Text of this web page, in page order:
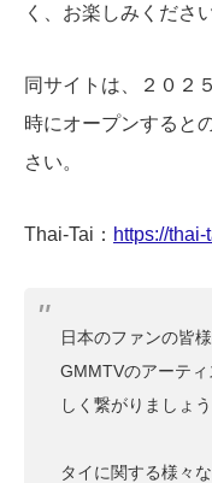
く、お楽しみくださ
同サイトは、２０２
時にオープンすると
さい。
Thai-Tai： https://thai-
日本のファンの皆
GMMTVのアーテ
しく繋がりましょう
タイに関する様々